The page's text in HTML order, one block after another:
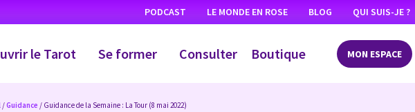
PODCAST LE MONDE EN ROSE BLOG QUI SUIS-JE ?
le Tarot Se former Consulter Boutique MON ESPACE
/Guidance / Guidance de la Semaine : La Tour (8 mai 2022)